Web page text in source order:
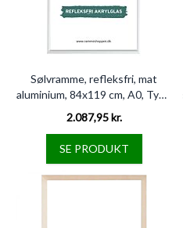
Sølvramme, refleksfri, mat
aluminium, 84x119 cm, A0, Type
670
2.087,95 kr.
SE PRODUKT